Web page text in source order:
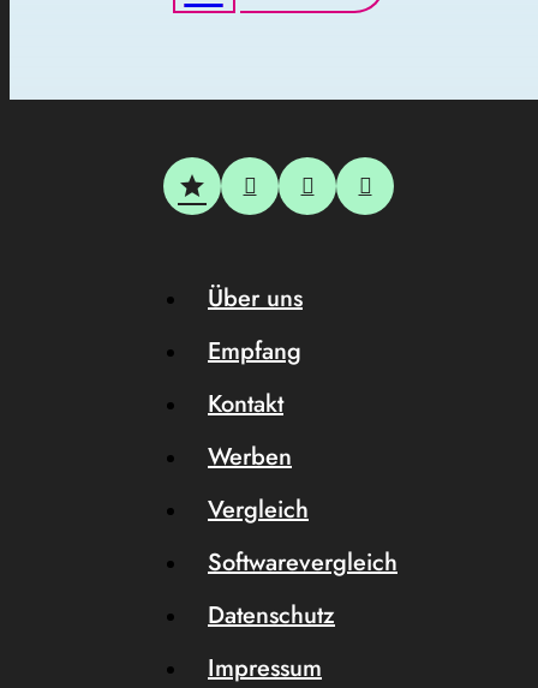
Über uns
Empfang
Kontakt
Werben
Vergleich
Softwarevergleich
Datenschutz
Impressum